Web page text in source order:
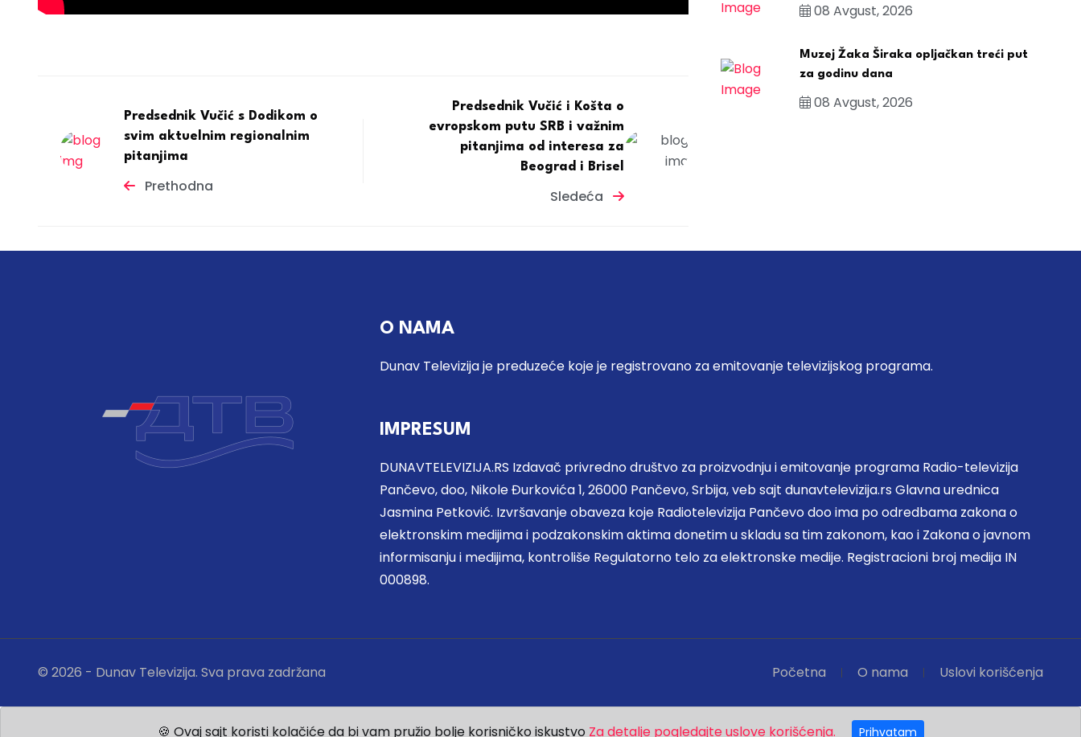
Predsednik Vučić s Dodikom o
svim aktuelnim regionalnim
pitanjima
Prethodna
Predsednik Vučić i Košta o
evropskom putu SRB i važnim
pitanjima od interesa za
Beograd i Brisel
Sledeća
08 Avgust, 2026
Muzej Žaka Širaka opljačkan treći put
za godinu dana
08 Avgust, 2026
O NAMA
Dunav Televizija je preduzeće koje je registrovano za emitovanje televizijskog programa.
IMPRESUM
DUNAVTELEVIZIJA.RS Izdavač privredno društvo za proizvodnju i emitovanje programa Radio-televizija
Pančevo, doo, Nikole Đurkovića 1, 26000 Pančevo, Srbija, veb sajt dunavtelevizija.rs Glavna urednica
Jasmina Petković. Izvršavanje obaveza koje Radiotelevizija Pančevo doo ima po odredbama zakona o
elektronskim medijima i podzakonskim aktima donetim u skladu sa tim zakonom, kao i Zakona o javnom
informisanju i medijima, kontroliše Regulatorno telo za elektronske medije. Registracioni broj medija IN
000898.
© 2026 - Dunav Televizija. Sva prava zadržana Početna O nama Uslovi korišćenja
🍪 Ovaj sajt koristi kolačiće da bi vam pružio bolje korisničko iskustvo Za detalje pogledajte uslove korišćenja. Prihvatam